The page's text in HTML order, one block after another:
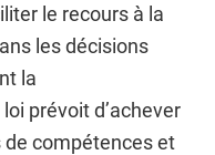
le recours à la
les décisions
la
prévoit d’achever
compétences et